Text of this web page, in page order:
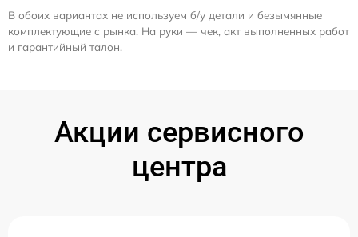
В обоих вариантах не используем б/у детали и безымянные
комплектующие с рынка. На руки — чек, акт выполненных работ
и гарантийный талон.
Акции сервисного
центра